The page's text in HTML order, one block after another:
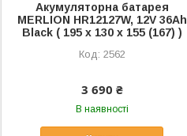
Акумуляторна батарея
MERLION HR12127W, 12V 36Ah
Black ( 195 х 130 х 155 (167) )
2562
3 690 ₴
В наявності